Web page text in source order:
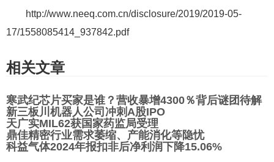
http://www.neeq.com.cn/disclosure/2019/2019-05-
17/1558085414_937842.pdf
相关文章
寒武纪芯片买家是谁？营收暴增4300％背后谜团待解
新三板川机器人公司冲刺A股IPO
天广实MIL62获国家药监局受理
鼎佳精密行业需求萎缩、产能消化等隐忧
科益气体2024年报扣非后净利润下降15.06%